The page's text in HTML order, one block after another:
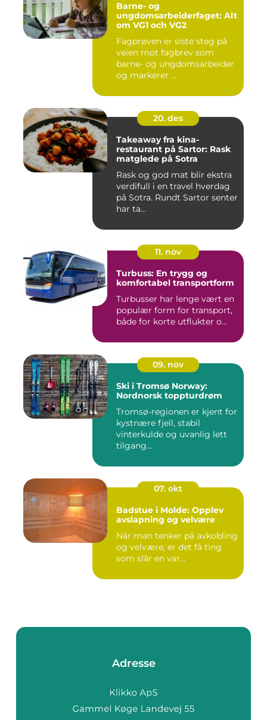
Barne- og
ungdomsarbeiderfaget: Alt
om VG1 och VG2
Fagprøven er siste steg på
veien mot fagbrev som
barne- og ungdomsarbeider
og markerer ...
20. des
Takeaway fra kina-
restaurant på Sartor: Rask
matglede på Sotra
Rask og god mat blir ekstra
verdifull i en travel hverdag
på Sotra. Rundt Sartor senter
har ta...
11. nov
Turbuss: En trygg og
komfortabel transportform
Turbusser har lenge vært en
populær form for transport,
både for korte utflukter o...
09. nov
Ski i Tromsø Norway:
Nordnorsk toppturdrøm
Tromsø-regionen er kjent for
kystnære fjell, stabil
vinterkulde og uvanlig lett
tilgang...
07. okt
Badstue i Molde: Opplev
avslapning og velvære
Når man tenker på avkobling
og velvære, er det få ting
som slår en var...
Adresse